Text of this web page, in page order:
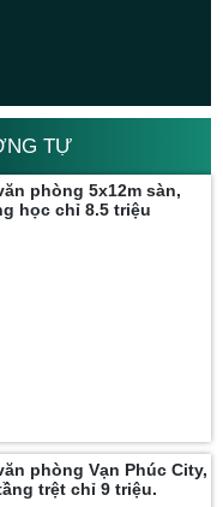
TỰ
phòng 5x12m sàn,
học chỉ 8.5 triệu
phòng Vạn Phúc City,
trệt chỉ 9 triệu.